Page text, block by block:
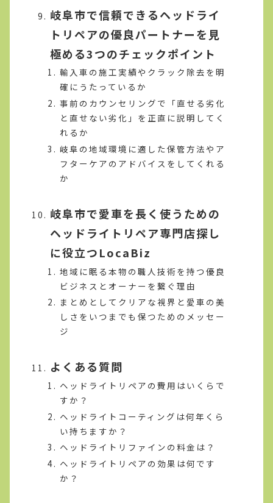
岐阜市で信頼できるヘッドライ
トリペアの優良パートナーを見
極める3つのチェックポイント
輸入車の施工実績やクラック除去を明
確にうたっているか
事前のカウンセリングで「直せる劣化
と直せない劣化」を正直に説明してく
れるか
岐阜の地域環境に適した保管方法やア
フターケアのアドバイスをしてくれる
か
岐阜市で愛車を長く使うための
ヘッドライトリペア専門店探し
に役立つLocaBiz
地域に眠る本物の職人技術を持つ優良
ビジネスとオーナーを繋ぐ理由
まとめとしてクリアな視界と愛車の美
しさをいつまでも保つためのメッセー
ジ
よくある質問
ヘッドライトリペアの費用はいくらで
すか？
ヘッドライトコーティングは何年くら
い持ちますか？
ヘッドライトリファインの料金は？
ヘッドライトリペアの効果は何です
か？